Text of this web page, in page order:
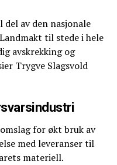
av den nasjonale
til stede i hele
avskrekking og
Trygve Slagsvold
for økt bruk av
med leveranser til
materiell.